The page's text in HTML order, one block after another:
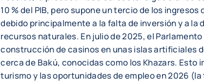
10 % del PIB, pero supone un tercio de los ingresos
debido principalmente a la falta de inversión y a la
recursos naturales. En julio de 2025, el
construcción de casinos en unas islas artificiales
cerca de Bakú, conocidas como los Khazars. Esto
turismo y las oportunidades de empleo en 2026 (la